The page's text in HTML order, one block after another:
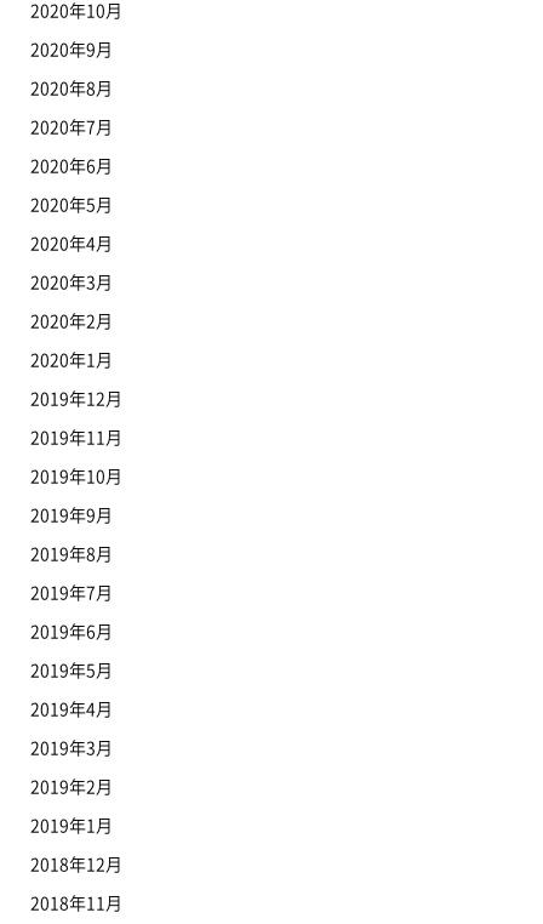
2020年10月
2020年9月
2020年8月
2020年7月
2020年6月
2020年5月
2020年4月
2020年3月
2020年2月
2020年1月
2019年12月
2019年11月
2019年10月
2019年9月
2019年8月
2019年7月
2019年6月
2019年5月
2019年4月
2019年3月
2019年2月
2019年1月
2018年12月
2018年11月